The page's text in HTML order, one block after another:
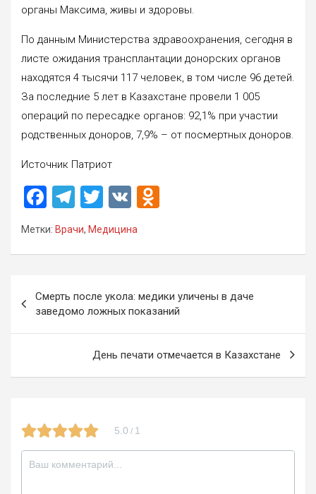
органы Максима, живы и здоровы.
По данным Министерства здравоохранения, сегодня в
листе ожидания трансплантации донорских органов
находятся 4 тысячи 117 человек, в том числе 96 детей.
За последние 5 лет в Казахстане провели 1 005
операций по пересадке органов: 92,1% при участии
родственных доноров, 7,9% – от посмертных доноров.
Источник Патриот
F
a
ce
o
o
k
T
el
e
a
m
T
tt
V
kl
a
ss
ni
ki
Метки: Врачи, Медицина
по
записям
Смерть после укола: медики уличены в даче
заведомо ложных показаний
День печати отмечается в Казахстане
5.0 / 1